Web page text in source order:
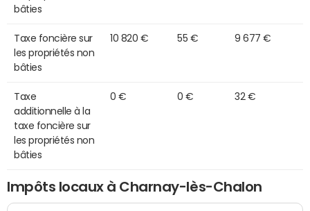
bâties
Taxe foncière sur
les propriétés non
bâties
10 820 € 55 € 9 677 €
Taxe
additionnelle à la
taxe foncière sur
les propriétés non
bâties
0 € 0 € 32 €
Impôts locaux à Charnay-lès-Chalon